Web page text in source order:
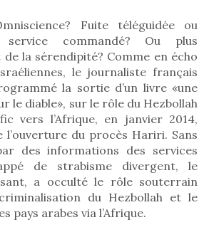
Fuite téléguidée ou
commandé? Ou plus
de la sérendipité? Comme en écho
le journaliste français
la sortie d’un livre «une
le diable», sur le rôle du Hezbollah
vers l’Afrique, en janvier 2014,
l’ouverture du procès Hariri. Sans
des informations des services
de strabisme divergent, le
a occulté le rôle souterrain
du Hezbollah et le
pays arabes via l’Afrique.